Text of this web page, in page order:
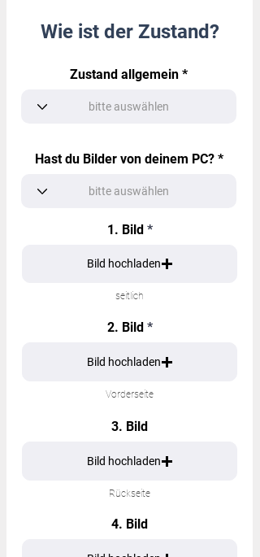
Wie ist der Zustand?
Zustand allgemein
Hast du Bilder von deinem PC?
1. Bild
Bild hochladen
seitlich
2. Bild
Bild hochladen
Vorderseite
3. Bild
Bild hochladen
Rückseite
4. Bild